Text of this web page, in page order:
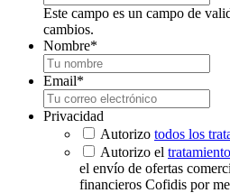
Este campo es un campo de
cambios.
Nombre*
Email*
Privacidad
Autorizo todos los
Autorizo el
el envío de ofertas
financieros Cofidis por